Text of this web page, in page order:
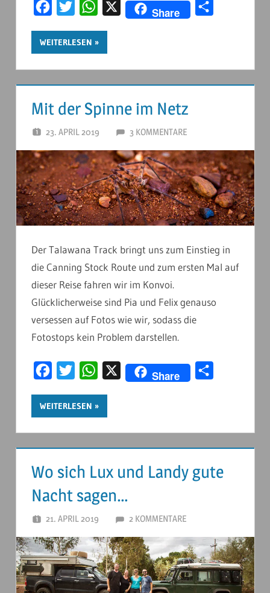
FacebookTwitter WhatsApp
X Share
WEITERLESEN
Mit der Spinne im Netz
23. APRIL 2019 ANDERSTOUREN
3 KOMMENTARE
Der Talawana Track bringt uns zum Einstieg in
die Canning Stock Route und zum ersten Mal auf
dieser Reise fahren wir im Konvoi.
Glücklicherweise sind Pia und Felix genauso
versessen auf Fotos wie wir, sodass die
Fotostops kein Problem darstellen.
FacebookTwitter WhatsApp
X Share
WEITERLESEN
Wo sich Lux und Landy gute
Nacht sagen…
21. APRIL 2019 ANDERSTOUREN
2 KOMMENTARE